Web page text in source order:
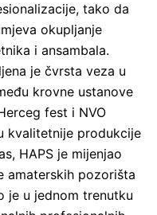
tako da
okupljanje
i ansambala.
je čvrsta veza u
krovne ustanove
fest i NVO
kvalitetnije produkcije
HAPS je mijenjao
amaterskih pozorišta
je u jednom trenutku